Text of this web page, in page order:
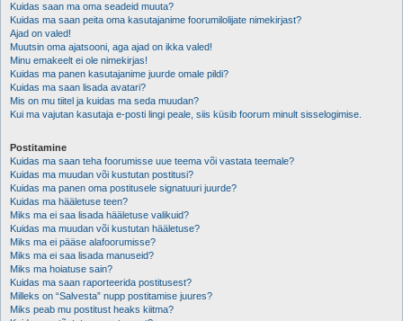
Kuidas saan ma oma seadeid muuta?
Kuidas ma saan peita oma kasutajanime foorumilolijate nimekirjast?
Ajad on valed!
Muutsin oma ajatsooni, aga ajad on ikka valed!
Minu emakeelt ei ole nimekirjas!
Kuidas ma panen kasutajanime juurde omale pildi?
Kuidas ma saan lisada avatari?
Mis on mu tiitel ja kuidas ma seda muudan?
Kui ma vajutan kasutaja e-posti lingi peale, siis küsib foorum minult sisselogimise.
Postitamine
Kuidas ma saan teha foorumisse uue teema või vastata teemale?
Kuidas ma muudan või kustutan postitusi?
Kuidas ma panen oma postitusele signatuuri juurde?
Kuidas ma hääletuse teen?
Miks ma ei saa lisada hääletuse valikuid?
Kuidas ma muudan või kustutan hääletuse?
Miks ma ei pääse alafoorumisse?
Miks ma ei saa lisada manuseid?
Miks ma hoiatuse sain?
Kuidas ma saan raporteerida postitusest?
Milleks on “Salvesta” nupp postitamise juures?
Miks peab mu postitust heaks kiitma?